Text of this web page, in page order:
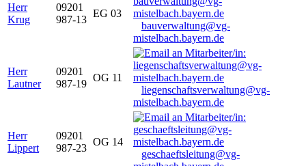
Herr
Krug
09201
987-13
EG 03
bauverwaltung@vg-
mistelbach.bayern.de
Herr
Lautner
09201
987-19
OG 11
liegenschaftsverwaltung@vg-
mistelbach.bayern.de
Herr
Lippert
09201
987-23
OG 14
geschaeftsleitung@vg-